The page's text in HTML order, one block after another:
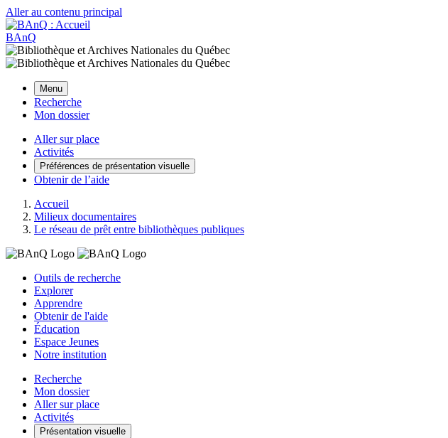
Aller au contenu principal
BAnQ
Menu
Recherche
Mon dossier
Aller sur place
Activités
Préférences de présentation visuelle
Obtenir de l’aide
Accueil
Milieux documentaires
Le réseau de prêt entre bibliothèques publiques
Outils de recherche
Explorer
Apprendre
Obtenir de l'aide
Éducation
Espace Jeunes
Notre institution
Recherche
Mon dossier
Aller sur place
Activités
Présentation visuelle